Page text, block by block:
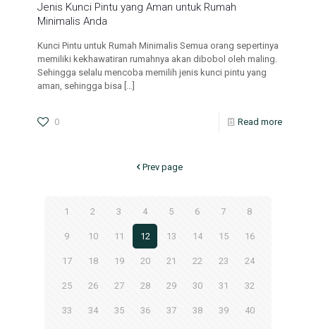
Jenis Kunci Pintu yang Aman untuk Rumah
Minimalis Anda
Kunci Pintu untuk Rumah Minimalis Semua orang sepertinya
memiliki kekhawatiran rumahnya akan dibobol oleh maling.
Sehingga selalu mencoba memilih jenis kunci pintu yang
aman, sehingga bisa […]
0 Read more
Prev page
1 2 3 4 5 6 7 8
9 10 11 12 13 14 15 16
17 18 19 20 21 22 23 24
25 26 27 28 29 30 31 32
33 34 35 36 37 38 39 40